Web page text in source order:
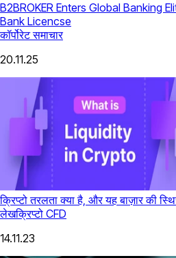
B2BROKER Enters Global Banking
Bank Licencse
कॉर्पोरेट समाचार
20.11.25
क्रिप्टो तरलता क्या है, और यह बाज़ार की
लेखक्रिप्टो CFD
14.11.23